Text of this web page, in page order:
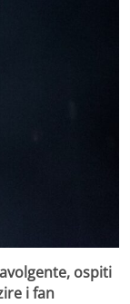
ospiti
i fan